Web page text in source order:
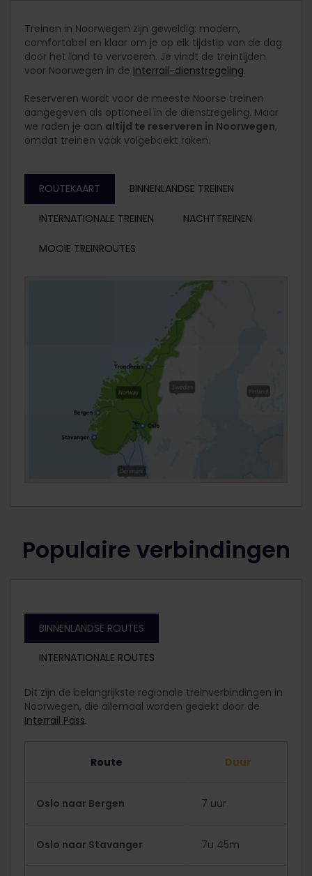
Treinen in Noorwegen zijn geweldig: modern,
comfortabel en klaar om je op elk tijdstip van de dag
door het land te vervoeren. Je vindt de treintijden
voor Noorwegen in de Interrail-dienstregeling.
Reserveren wordt voor de meeste Noorse treinen
aangegeven als optioneel in de dienstregeling. Maar
we raden je aan altijd te reserveren in Noorwegen,
omdat treinen vaak volgeboekt raken.
ROUTEKAART BINNENLANDSE TREINEN
INTERNATIONALE TREINEN NACHTTREINEN
MOOIE TREINROUTES
Populaire verbindingen
BINNENLANDSE ROUTES
INTERNATIONALE ROUTES
Dit zijn de belangrijkste regionale treinverbindingen in
Noorwegen, die allemaal worden gedekt door de
Interrail Pass.
Route Duur
Oslo naar Bergen 7 uur
Oslo naar Stavanger 7u 45m